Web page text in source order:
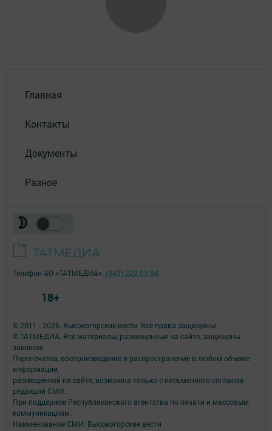
Главная
Контакты
Документы
Разное
© 2011 - 2026. Высокогорские вести. Все права защищены.
© ТАТМЕДИА. Все материалы, размещенные на сайте, защищены
законом.
Перепечатка, воспроизведение и распространение в любом объеме
информации,
размещенной на сайте, возможна только с письменного согласия
редакций СМИ.
При поддержке Республиканского агентства по печати и массовым
коммуникациям.
Наименование СМИ: Высокогорские вести
Телефон АО «ТАТМЕДИА»: (843) 222 09 84
18+